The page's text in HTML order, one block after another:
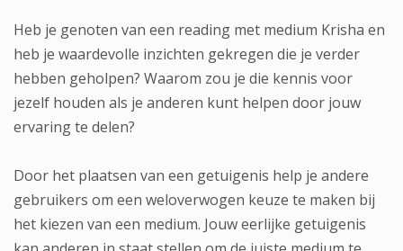
Heb je genoten van een reading met medium Krisha en
heb je waardevolle inzichten gekregen die je verder
hebben geholpen? Waarom zou je die kennis voor
jezelf houden als je anderen kunt helpen door jouw
ervaring te delen?
Door het plaatsen van een getuigenis help je andere
gebruikers om een weloverwogen keuze te maken bij
het kiezen van een medium. Jouw eerlijke getuigenis